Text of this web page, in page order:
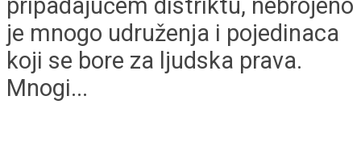
pripadajućem distriktu, nebrojeno
je mnogo udruženja i pojedinaca
koji se bore za ljudska prava.
Mnogi...